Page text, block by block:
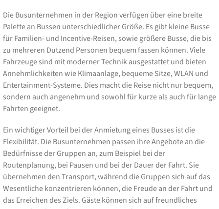
Die Busunternehmen in der Region verfügen über eine breite
Palette an Bussen unterschiedlicher Größe. Es gibt kleine Busse
für Familien- und Incentive-Reisen, sowie größere Busse, die bis
zu mehreren Dutzend Personen bequem fassen können. Viele
Fahrzeuge sind mit moderner Technik ausgestattet und bieten
Annehmlichkeiten wie Klimaanlage, bequeme Sitze, WLAN und
Entertainment-Systeme. Dies macht die Reise nicht nur bequem,
sondern auch angenehm und sowohl für kurze als auch für lange
Fahrten geeignet.
Ein wichtiger Vorteil bei der Anmietung eines Busses ist die
Flexibilität. Die Busunternehmen passen ihre Angebote an die
Bedürfnisse der Gruppen an, zum Beispiel bei der
Routenplanung, bei Pausen und bei der Dauer der Fahrt. Sie
übernehmen den Transport, während die Gruppen sich auf das
Wesentliche konzentrieren können, die Freude an der Fahrt und
das Erreichen des Ziels. Gäste können sich auf freundliches